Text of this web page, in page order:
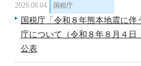
2026.08.04 国税庁
国税庁「令和８年熊本地震に伴
庁について（令和８年８月４日
公表